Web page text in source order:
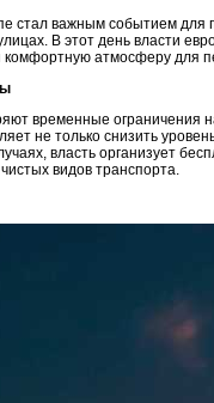
стал важным событием для
В этот день власти
атмосферу для
временные ограничения
не только снизить
власть организует
видов транспорта.